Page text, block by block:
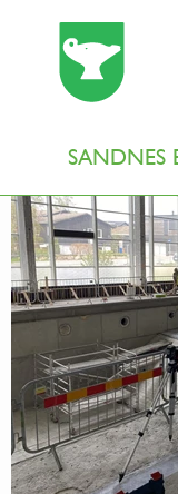
SANDNES